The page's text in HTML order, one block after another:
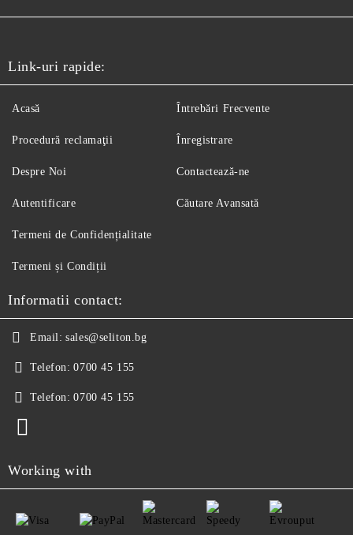
Link-uri rapide:
Acasă
Procedură reclamaţii
Despre Noi
Autentificare
Întrebări Frecvente
Înregistrare
Contactează-ne
Căutare Avansată
Termeni de Confidențialitate
Termeni și Condiții
Informatii contact:
Email: sales@seliton.bg
Telefon: 0700 45 155
Telefon: 0700 45 155
Working with